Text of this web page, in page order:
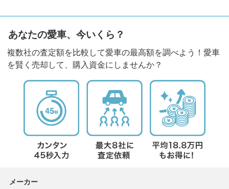
あなたの愛車、今いくら？
複数社の査定額を比較して愛車の最高額を調べよう！愛車
を賢く売却して、購入資金にしませんか？
メーカー